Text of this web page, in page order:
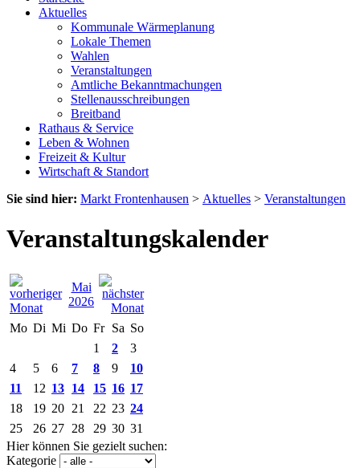
Aktuelles
Kommunale Wärmeplanung
Lokale Themen
Wahlen
Veranstaltungen
Amtliche Bekanntmachungen
Stellenausschreibungen
Breitband
Rathaus & Service
Leben & Wohnen
Freizeit & Kultur
Wirtschaft & Standort
Sie sind hier: Markt Frontenhausen > Aktuelles > Veranstaltungen
Veranstaltungskalender
Mai
2026
Mo Di Mi Do Fr Sa So
1
2
3
4
5 6 7 8 9
10
11
12 13 14 15 16 17
18
19 20 21 22 23 24
25
26 27 28 29 30 31
Hier können Sie gezielt suchen:
Kategorie